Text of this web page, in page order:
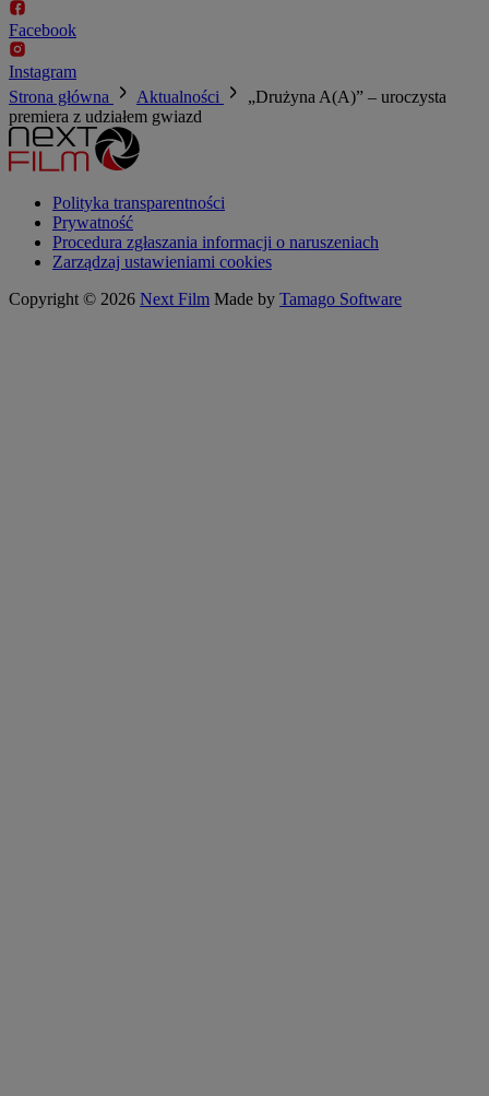
Facebook
Instagram
Strona główna
Aktualności
„Drużyna A(A)” – uroczysta
premiera z udziałem gwiazd
Polityka transparentności
Prywatność
Procedura zgłaszania informacji o naruszeniach
Zarządzaj ustawieniami cookies
Copyright © 2026 Next Film Made by Tamago Software